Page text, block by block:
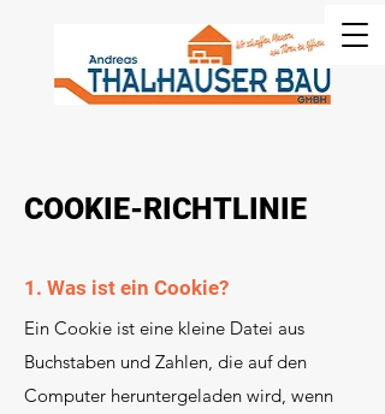
COOKIE-RICHTLINIE
1. Was ist ein Cookie?
Ein Cookie ist eine kleine Datei aus
Buchstaben und Zahlen, die auf den
Computer heruntergeladen wird, wenn